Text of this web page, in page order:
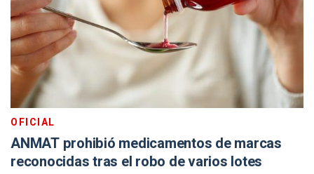
OFICIAL
ANMAT prohibió medicamentos de marcas
reconocidas tras el robo de varios lotes